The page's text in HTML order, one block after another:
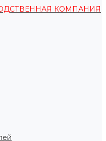
КОМПАНИЯ